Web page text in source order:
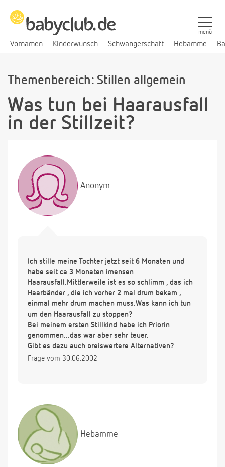
Vornamen Kinderwunsch Schwangerschaft Hebamme
menü
Themenbereich: Stillen allgemein
Was tun bei Haarausfall
in der Stillzeit?
Anonym
Ich stille meine Tochter jetzt seit 6 Monaten und
habe seit ca 3 Monaten imensen
Haarausfall.Mittlerweile ist es so schlimm , das ich
Haarbänder , die ich vorher 2 mal drum bekam ,
einmal mehr drum machen muss.Was kann ich tun
um den Haarausfall zu stoppen?
Bei meinem ersten Stillkind habe ich Priorin
genommen...das war aber sehr teuer.
Gibt es dazu auch preiswertere Alternativen?
Frage vom 30.06.2002
Hebamme